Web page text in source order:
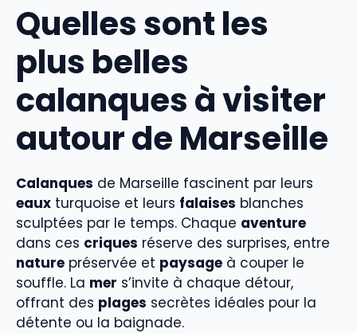
Quelles sont les
plus belles
calanques à visiter
autour de Marseille
Calanques de Marseille fascinent par leurs
eaux turquoise et leurs falaises blanches
sculptées par le temps. Chaque aventure
dans ces criques réserve des surprises, entre
nature préservée et paysage à couper le
souffle. La mer s’invite à chaque détour,
offrant des plages secrètes idéales pour la
détente ou la baignade.